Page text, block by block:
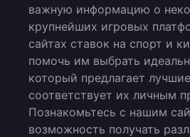
важную информацию о
крупнейших игровых
сайтах ставок на спорт и
помочь им выбрать
который предлагает
соответствует их личным
Познакомьтесь с нашим
возможность получать